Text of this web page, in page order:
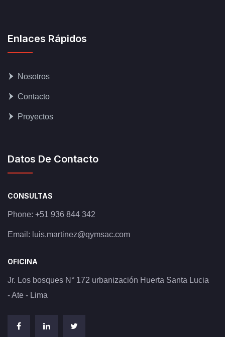
Enlaces Rápidos
Nosotros
Contacto
Proyectos
Datos De Contacto
CONSULTAS
Phone: +51 936 844 342
Email: luis.martinez@qymsac.com
OFICINA
Jr. Los bosques N° 172 urbanización Huerta Santa Lucia
- Ate - Lima